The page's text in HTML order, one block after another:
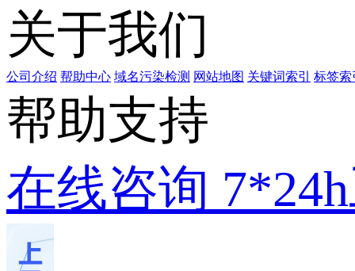
关于我们
公司介绍 帮助中心 域名污染检测 网站地图 关键词索引 标签索
帮助支持
在线咨询